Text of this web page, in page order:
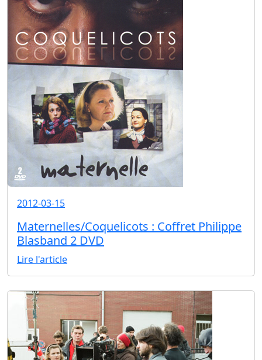
2012-03-15
Maternelles/Coquelicots : Coffret Philippe
Blasband 2 DVD
Lire l'article